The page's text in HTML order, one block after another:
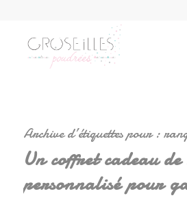
Archive d’étiquettes pour :
Un coffret cadeau de
personnalisé pour